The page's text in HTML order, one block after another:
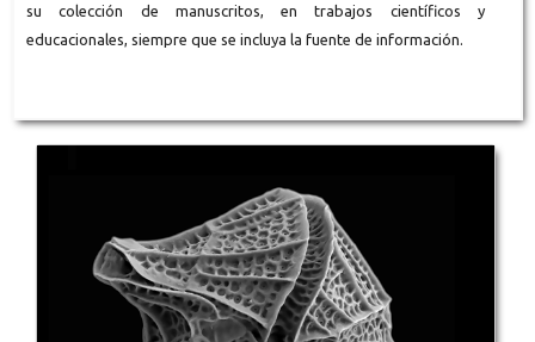
su colección de manuscritos, en trabajos científicos y
educacionales, siempre que se incluya la fuente de información.